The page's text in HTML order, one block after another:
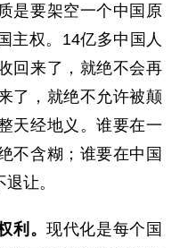
是要架空一个中国原
主权。14亿多中国人
回来了，就绝不会再
了，就绝不允许被颠
天经地义。谁要在一
不含糊；谁要在中国
不退让。
利。现代化是每个国